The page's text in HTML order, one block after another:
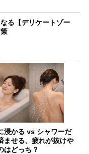
る【デリケートゾー
浸かる vs シャワーだ
ませる、疲れが抜けや
はどっち？